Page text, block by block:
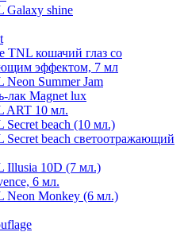
Galaxy shine
TNL кошачий глаз со
эффектом, 7 мл
Neon Summer Jam
лак Magnet lux
ART 10 мл.
Secret beach (10 мл.)
Secret beach светоотражающий
Illusia 10D (7 мл.)
6 мл.
Neon Monkey (6 мл.)